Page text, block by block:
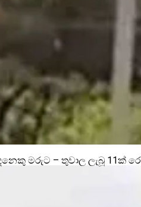
මරුට – තුවාල ලැබූ 11ක්